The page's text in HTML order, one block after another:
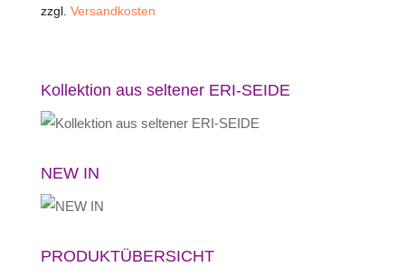
zzgl. Versandkosten
Kollektion aus seltener ERI-SEIDE
NEW IN
PRODUKTÜBERSICHT